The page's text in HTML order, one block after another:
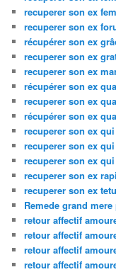
recuperer son ex
recuperer son ex
récupérer son ex
recuperer son ex
recuperer son ex
récupérer son ex
recuperer son ex
récupérer son ex
recuperer son ex
recuperer son ex
recuperer son ex
recuperer son ex
recuperer son ex tetu
Remede grand
retour affectif
retour affectif
retour affectif
retour affectif